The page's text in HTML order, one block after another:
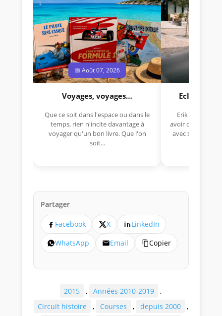
📅 Août 07, 2026
Voyages, voyages…
Que ce soit dans l'espace ou dans le
temps, rien n'incite davantage à
voyager qu'un bon livre. Que l'on
soit...
Eclectica
Erik Comas,
avoir déjà
avec sa Lancia
Partager
Facebook X
LinkedIn
WhatsApp
Email Copier
2015 , Années 2010-2019
,
Circuit histoire
, Courses , depuis 2000
,